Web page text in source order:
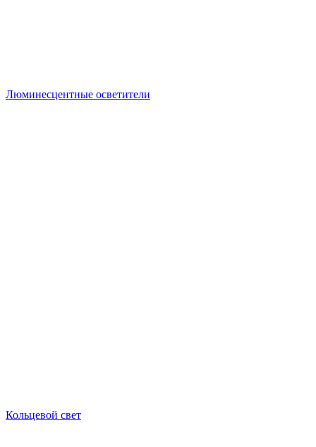
Люминесцентные осветители
Кольцевой свет